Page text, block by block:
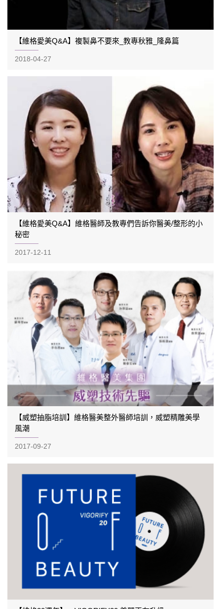
【維格愛美Q&A】複製鼻不要來_教專秋雅_隆鼻篇
2018-04-27
【維格愛美Q&A】維格醫師及教專們告訴你醫美/整形的小
秘密
2017-12-11
【威塑抽脂培訓】維格醫美整外醫師培訓，威塑精雕美學
風潮
2017-09-27